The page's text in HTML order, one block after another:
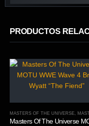
PRODUCTOS
MASTERS OF THE UNIVERSE, MASTERS